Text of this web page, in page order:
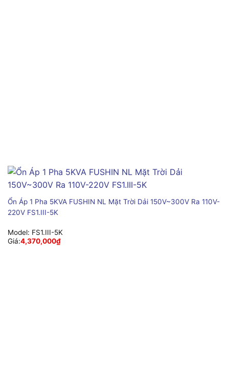
Ổn Áp 1 Pha 5KVA FUSHIN NL Mặt Trời Dải 150V~300V Ra 110V-
220V FS1.III-5K
Model: FS1.III-5K
Giá:4,370,000₫